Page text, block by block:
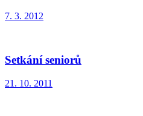
7. 3. 2012
Setkání seniorů
21. 10. 2011